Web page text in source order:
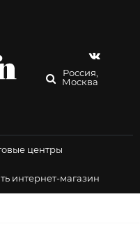
Россия,
Москва
центры
интернет-магазин